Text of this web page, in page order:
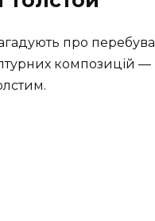
про
композицій —